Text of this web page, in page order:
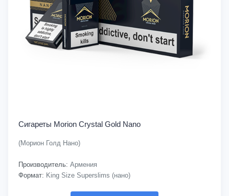
Сигареты Morion Crystal Gold Nano
(Морион Голд Нано)
Производитель: Армения
Формат: King Size Superslims (нано)